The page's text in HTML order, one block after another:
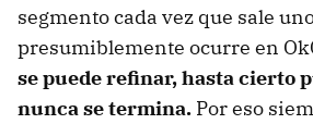
segmento cada vez que sale
presumiblemente ocurre en
se puede refinar, hasta cierto
nunca se termina. Por eso